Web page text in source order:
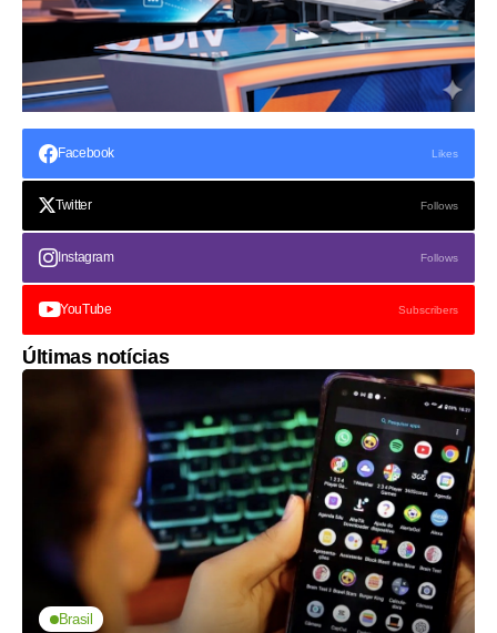
Facebook Likes
Twitter Follows
Instagram Follows
YouTube Subscribers
Últimas notícias
Brasil